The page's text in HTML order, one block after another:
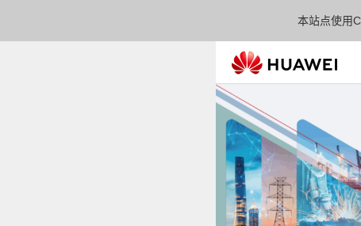
本站点使用